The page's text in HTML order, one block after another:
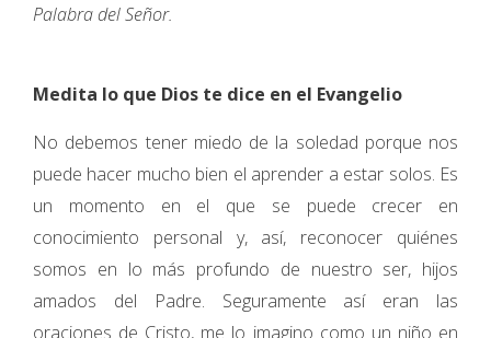
Palabra del Señor.
Medita lo que Dios te dice en el Evangelio
No debemos tener miedo de la soledad porque nos
puede hacer mucho bien el aprender a estar solos. Es
un momento en el que se puede crecer en
conocimiento personal y, así, reconocer quiénes
somos en lo más profundo de nuestro ser, hijos
amados del Padre. Seguramente así eran las
oraciones de Cristo, me lo imagino como un niño en